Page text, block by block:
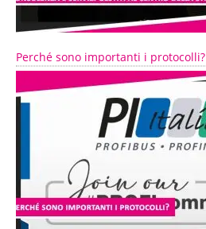
Perché sono importanti i protocolli?